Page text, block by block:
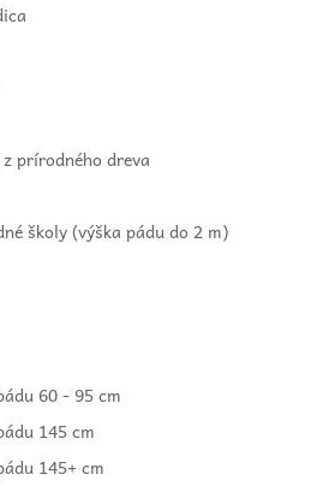
prírodného dreva
školy (výška pádu do 2 m)
60 - 95 cm
145 cm
145+ cm